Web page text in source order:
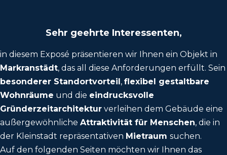
Sehr geehrte Interessenten,
in diesem Exposé präsentieren wir Ihnen ein Objekt in
Markranstädt, das all diese Anforderungen erfüllt. Sein
besonderer Standortvorteil, flexibel gestaltbare
Wohnräume und die eindrucksvolle
Gründerzeitarchitektur verleihen dem Gebäude eine
außergewöhnliche Attraktivität für Menschen, die in
der Kleinstadt repräsentativen Mietraum suchen.
Auf den folgenden Seiten möchten wir Ihnen das